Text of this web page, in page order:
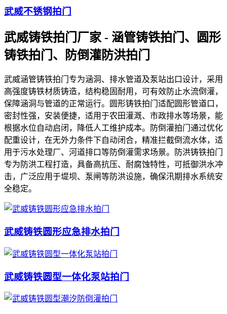
武威不锈钢拍门
武威铸铁拍门厂家 - 涵管铸铁拍门、圆形
铸铁拍门、防倒灌防洪拍门
武威涵管铸铁拍门专为涵洞、排水管道及泵站出口设计，采用
高强度铸铁材质铸造，结构稳固耐用，可有效防止水流倒灌，
保障涵洞与管道的正常运行。圆形铸铁拍门适配圆形管道口，
密封性强，安装便捷，适用于农田灌溉、市政排水等场景，能
根据水位自动启闭，降低人工维护成本。防倒灌拍门通过优化
配重设计，在无外力条件下自动闭合，精准拦截倒流水体，适
用于污水处理厂、河道排口等防倒灌需求场景。防洪铸铁拍门
专为防洪工程打造，具备高抗压、耐腐蚀特性，可抵御洪水冲
击，广泛应用于堤坝、泵闸等防洪设施，确保汛期排水系统安
全稳定。
武威铸铁圆形应急排水拍门
武威铸铁圆型一体化泵站拍门